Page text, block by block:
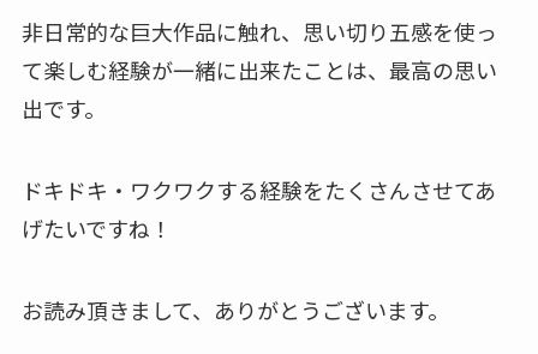
非日常的な巨大作品に触れ、思い切り五感を使っ
て楽しむ経験が一緒に出来たことは、最高の思い
出です。
ドキドキ・ワクワクする経験をたくさんさせてあ
げたいですね！
お読み頂きまして、ありがとうございます。